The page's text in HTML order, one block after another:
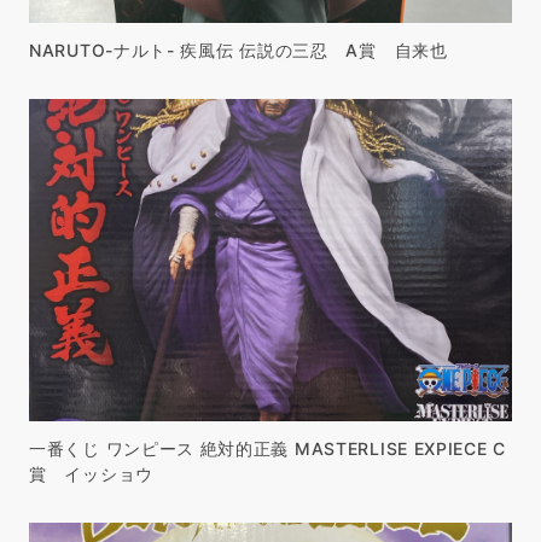
NARUTO-ナルト- 疾風伝 伝説の三忍 A賞 自来也
一番くじ ワンピース 絶対的正義 MASTERLISE EXPIECE C
賞 イッショウ